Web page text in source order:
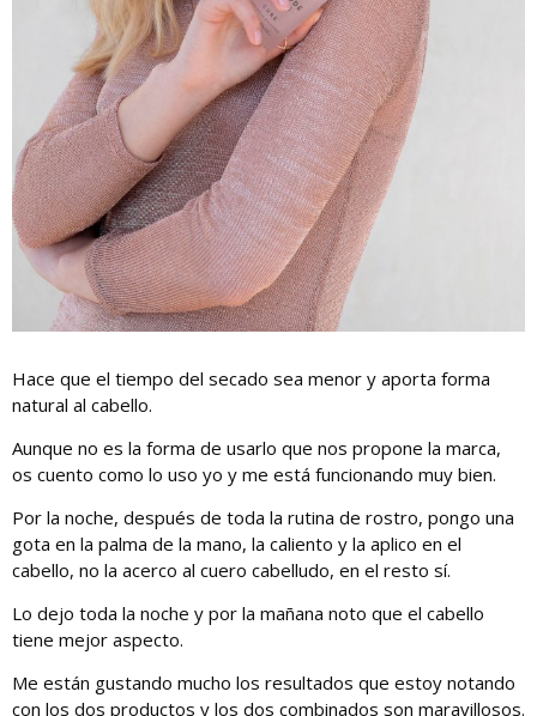
Hace que el tiempo del secado sea menor y aporta forma
natural al cabello.
Aunque no es la forma de usarlo que nos propone la marca,
os cuento como lo uso yo y me está funcionando muy bien.
Por la noche, después de toda la rutina de rostro, pongo una
gota en la palma de la mano, la caliento y la aplico en el
cabello, no la acerco al cuero cabelludo, en el resto sí.
Lo dejo toda la noche y por la mañana noto que el cabello
tiene mejor aspecto.
Me están gustando mucho los resultados que estoy notando
con los dos productos y los dos combinados son maravillosos.